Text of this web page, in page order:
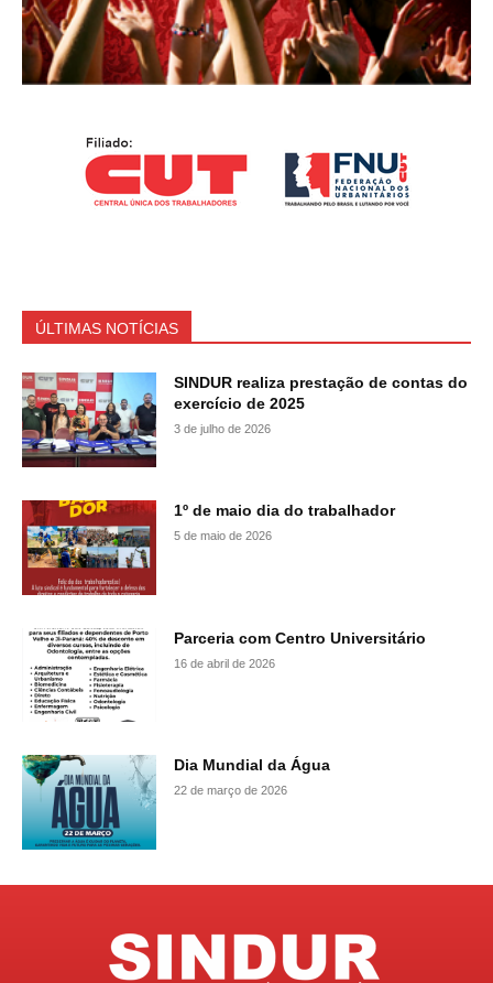
ÚLTIMAS NOTÍCIAS
SINDUR realiza prestação de contas do
exercício de 2025
3 de julho de 2026
1º de maio dia do trabalhador
5 de maio de 2026
Parceria com Centro Universitário
16 de abril de 2026
Dia Mundial da Água
22 de março de 2026